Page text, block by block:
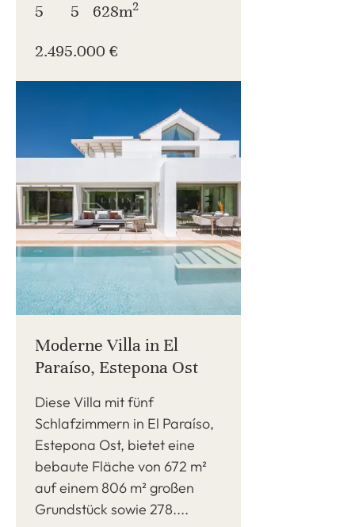
5 5 628m2
2.495.000 €
Moderne Villa in El
Paraíso, Estepona Ost
Diese Villa mit fünf
Schlafzimmern in El Paraíso,
Estepona Ost, bietet eine
bebaute Fläche von 672 m²
auf einem 806 m² großen
Grundstück sowie 278....